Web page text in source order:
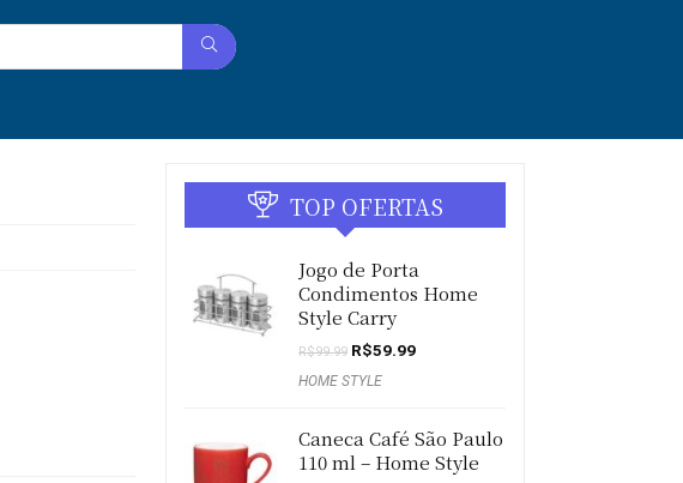
TOP OFERTAS
Jogo de Porta
Condimentos Home
Style Carry
R$99.99 O
original
R$59.99O
HOME STYLE
Caneca Café São Paulo
110 ml – Home Style